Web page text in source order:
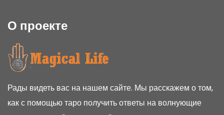
О проекте
Рады видеть вас на нашем сайте. Мы расскажем о том,
как с помощью таро получить ответы на волнующие